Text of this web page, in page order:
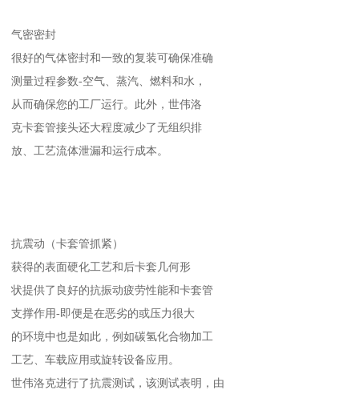
气密密封
很好的气体密封和一致的复装可确保准确
测量过程参数-空气、蒸汽、燃料和水，
从而确保您的工厂运行。此外，世伟洛
克卡套管接头还大程度减少了无组织排
放、工艺流体泄漏和运行成本。
抗震动（卡套管抓紧）
获得的表面硬化工艺和后卡套几何形
状提供了良好的抗振动疲劳性能和卡套管
支撑作用-即便是在恶劣的或压力很大
的环境中也是如此，例如碳氢化合物加工
工艺、车载应用或旋转设备应用。
世伟洛克进行了抗震测试，该测试表明，由